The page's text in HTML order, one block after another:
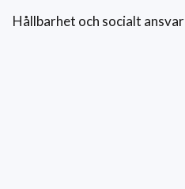
Hållbarhet och socialt ansvar